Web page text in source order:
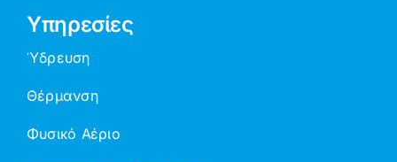
Υπηρεσίες
Ύδρευση
Θέρμανση
Φυσικό Αέριο